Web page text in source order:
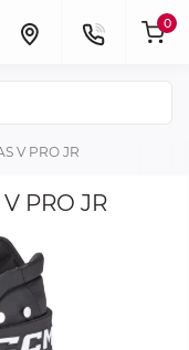
0
V PRO JR
PRO JR